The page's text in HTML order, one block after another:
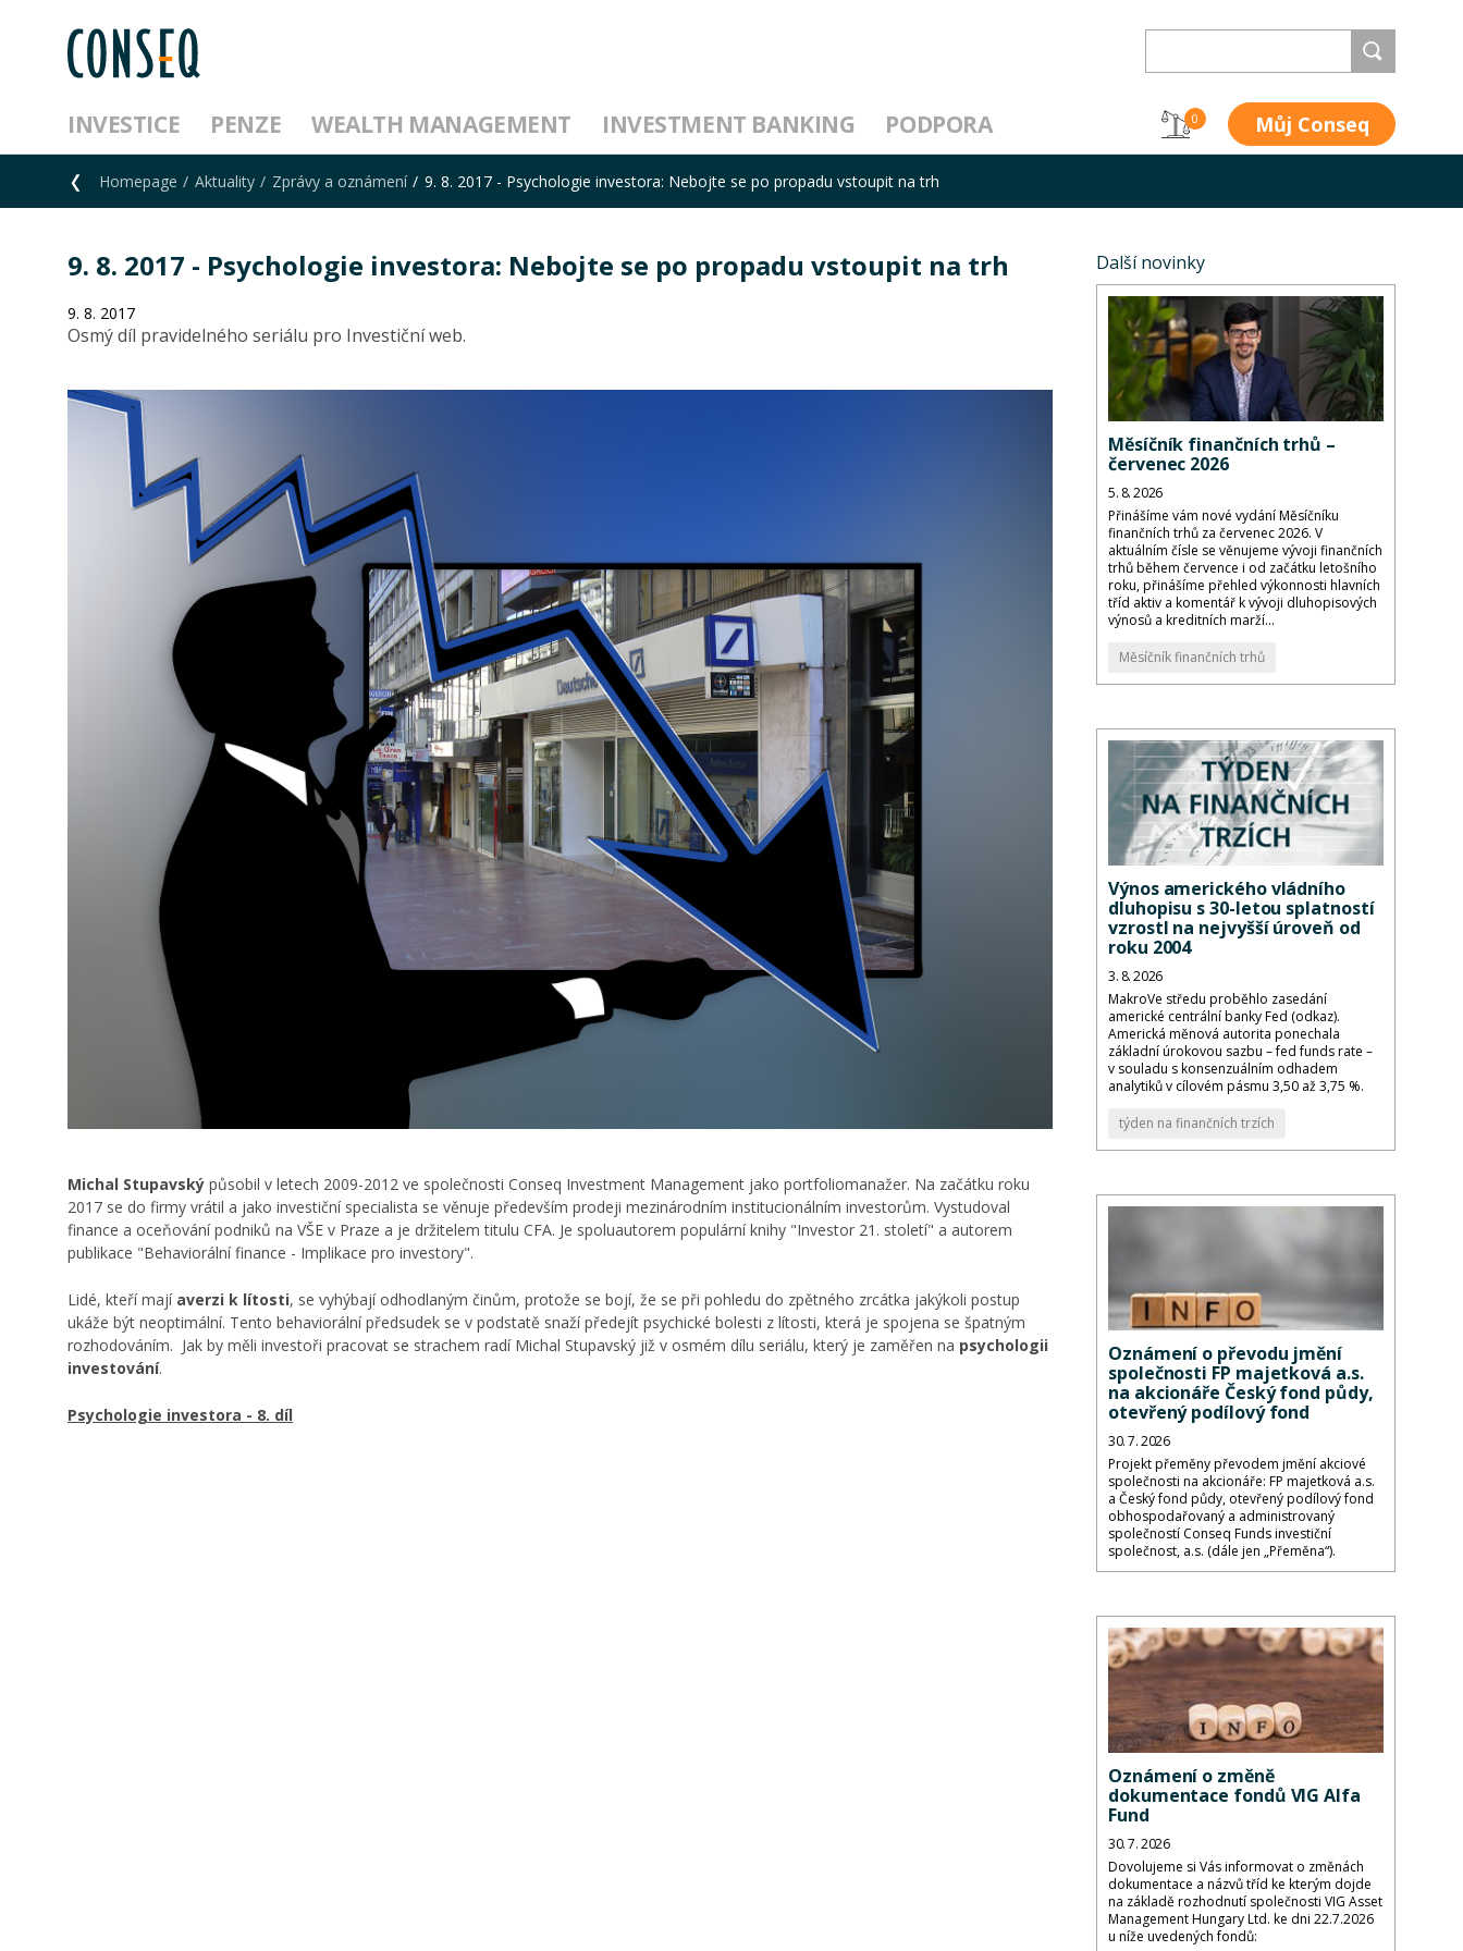
INVESTICE PENZE WEALTH MANAGEMENT INVESTMENT BANKING PODPORA 0 Můj Conseq
Homepage Aktuality Zprávy a oznámení 9. 8. 2017 - Psychologie investora: Nebojte se po propadu vstoupit na trh
9. 8. 2017 - Psychologie investora: Nebojte se po propadu vstoupit na trh
9. 8. 2017
Osmý díl pravidelného seriálu pro Investiční web.
Michal Stupavský působil v letech 2009-2012 ve společnosti Conseq Investment Management jako portfoliomanažer. Na začátku roku
2017 se do firmy vrátil a jako investiční specialista se věnuje především prodeji mezinárodním institucionálním investorům. Vystudoval
finance a oceňování podniků na VŠE v Praze a je držitelem titulu CFA. Je spoluautorem populární knihy "Investor 21. století" a autorem
publikace "Behaviorální finance - Implikace pro investory".
Lidé, kteří mají averzi k lítosti, se vyhýbají odhodlaným činům, protože se bojí, že se při pohledu do zpětného zrcátka jakýkoli postup
ukáže být neoptimální. Tento behaviorální předsudek se v podstatě snaží předejít psychické bolesti z lítosti, která je spojena se špatným
rozhodováním. Jak by měli investoři pracovat se strachem radí Michal Stupavský již v osmém dílu seriálu, který je zaměřen na psychologii
investování.
Psychologie investora - 8. díl
Další novinky
Měsíčník finančních trhů –
červenec 2026
5. 8. 2026
Přinášíme vám nové vydání Měsíčníku
finančních trhů za červenec 2026. V
aktuálním čísle se věnujeme vývoji finančních
trhů během července i od začátku letošního
roku, přinášíme přehled výkonnosti hlavních
tříd aktiv a komentář k vývoji dluhopisových
výnosů a kreditních marží...
Měsíčník finančních trhů
Výnos amerického vládního
dluhopisu s 30-letou splatností
vzrostl na nejvyšší úroveň od
roku 2004
3. 8. 2026
MakroVe středu proběhlo zasedání
americké centrální banky Fed (odkaz).
Americká měnová autorita ponechala
základní úrokovou sazbu – fed funds rate –
v souladu s konsenzuálním odhadem
analytiků v cílovém pásmu 3,50 až 3,75 %.
týden na finančních trzích
Oznámení o převodu jmění
společnosti FP majetková a.s.
na akcionáře Český fond půdy,
otevřený podílový fond
30. 7. 2026
Projekt přeměny převodem jmění akciové
společnosti na akcionáře: FP majetková a.s.
a Český fond půdy, otevřený podílový fond
obhospodařovaný a administrovaný
společností Conseq Funds investiční
společnost, a.s. (dále jen „Přeměna“).
Oznámení o změně
dokumentace fondů VIG Alfa
Fund
30. 7. 2026
Dovolujeme si Vás informovat o změnách
dokumentace a názvů tříd ke kterým dojde
na základě rozhodnutí společnosti VIG Asset
Management Hungary Ltd. ke dni 22.7.2026
u níže uvedených fondů: